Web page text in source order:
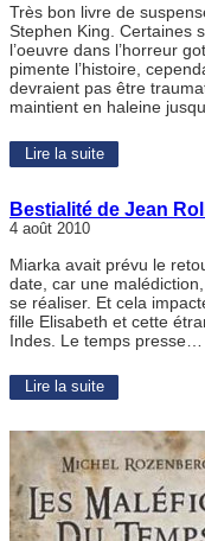
Très bon livre de
Stephen King. Certaines
l’oeuvre dans l’horreur
pimente l’histoire,
devraient pas être
maintient en haleine
Lire la suite
Bestialité de Jean
4 août 2010
Miarka avait prévu le
date, car une
se réaliser. Et cela
fille Elisabeth et cette
Indes. Le temps presse…
Lire la suite